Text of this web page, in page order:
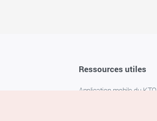
Ressources utiles
Application mobile du KTO